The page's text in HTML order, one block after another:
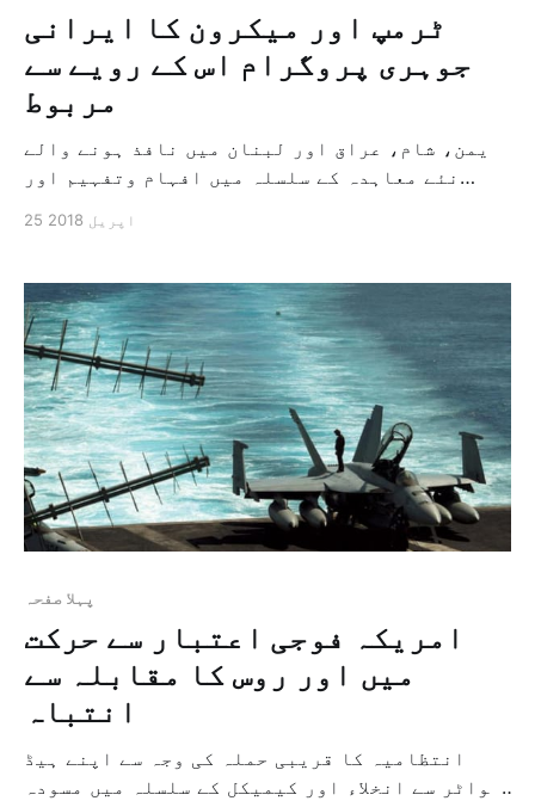
ٹرمپ اور میکرون کا ایرانی
جوہری پروگرام اس کے رویے سے
مربوط
یمن، شام، عراق اور لبنان میں نافذ ہونے والے
نئے معاہدہ کے سلسلہ میں افہام وتفہیم اور
کل وائٹ ہاؤس میں صدر ڈونالڈ ٹرمپ اور
میں ایک ایسا واضح معاہدہ ہوا ہے جس میں ایران
[…]
25 اپریل 2018
پہلا صفحہ
امریکہ فوجی اعتبار سے حرکت
میں اور روس کا مقابلہ سے
انتباہ
انتظامیہ کا قریبی حملہ کی وجہ سے اپنے ہیڈ
کواٹر سے انخلاء اور کیمیکل کے سلسلہ میں مسودہ